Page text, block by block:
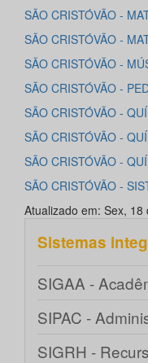
SÃO CRISTÓVÃO -
SÃO CRISTÓVÃO -
SÃO CRISTÓVÃO -
SÃO CRISTÓVÃO -
SÃO CRISTÓVÃO -
SÃO CRISTÓVÃO -
SÃO CRISTÓVÃO -
SÃO CRISTÓVÃO -
Atualizado em: Sex,
Sistemas
SIGAA -
SIPAC -
SIGRH -